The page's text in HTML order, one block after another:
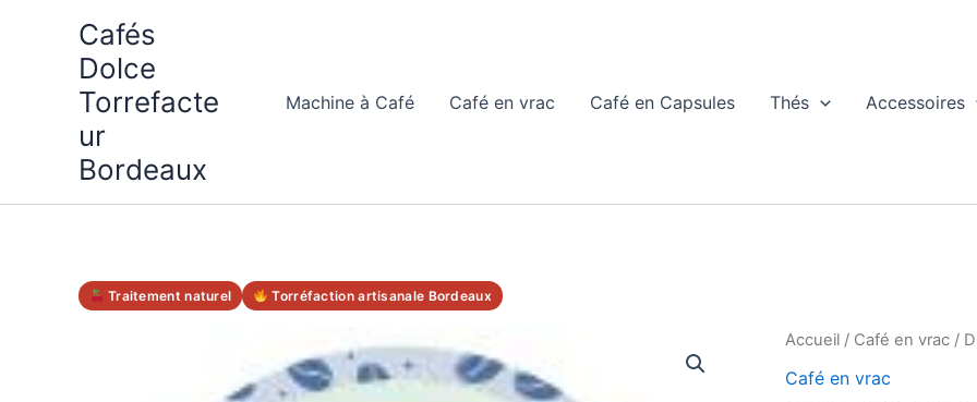
Cafés
Dolce
Torrefacte
ur
Bordeaux
Machine à Café Café en vrac Café en Capsules Thés Accessoires
Traitement naturel Torréfaction artisanale Bordeaux
Accueil / Café en vrac /
Café en vrac